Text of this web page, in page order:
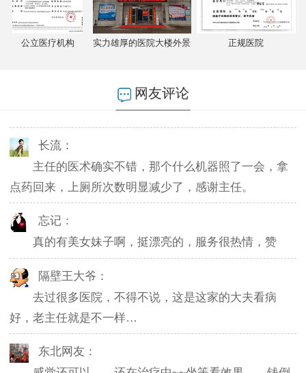
公立医疗机构 实力雄厚的医院大楼外景 正规医院
网友评论
医院环境不错，就是人有点多，多亏手机预约了，
不然排队都要排好久…
长流：
主任的医术确实不错，那个什么机器照了一会，拿
点药回来，上厕所次数明显减少了，感谢主任。
忘记：
真的有美女妹子啊，挺漂亮的，服务很热情，赞
隔壁王大爷：
去过很多医院，不得不说，这是这家的大夫看病
好，老主任就是不一样…
东北网友：
感觉还可以。。还在治疗中~~坐等看效果，，钱倒